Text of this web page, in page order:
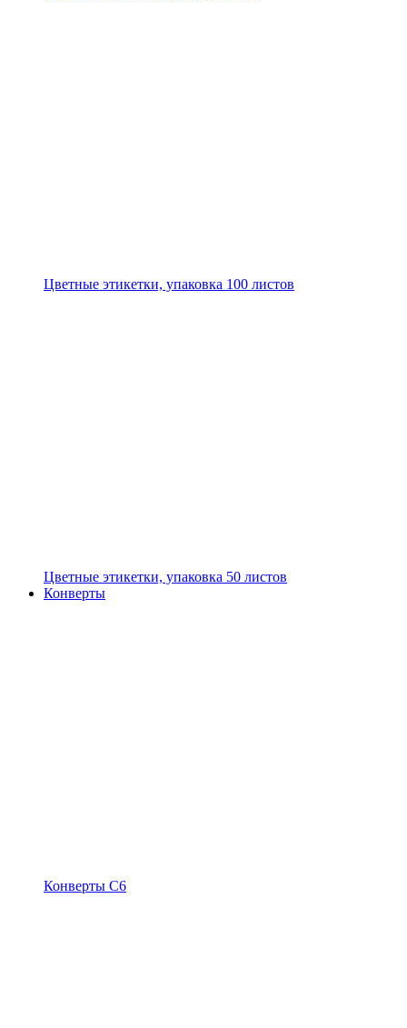
Цветные этикетки, упаковка 100 листов
Цветные этикетки, упаковка 50 листов
Конверты
Конверты С6